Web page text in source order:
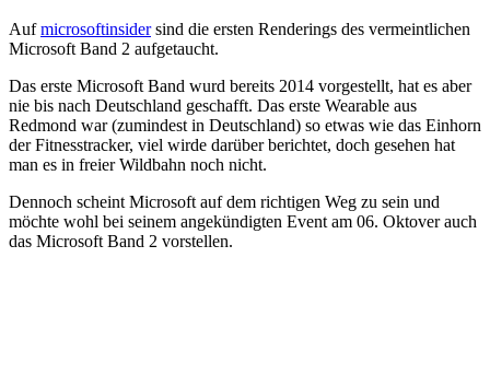
Aufmicrosoftinsidersind die ersten Renderings des vermeintlichen
Microsoft Band 2 aufgetaucht.
Das erste Microsoft Band wurd bereits 2014 vorgestellt, hat es aber
nie bis nach Deutschland geschafft. Das erste Wearable aus
Redmond war (zumindest in Deutschland) so etwas wie das Einhorn
der Fitnesstracker, viel wirde darüber berichtet, doch gesehen hat
man es in freier Wildbahn noch nicht.
Dennoch scheint Microsoft auf dem richtigen Weg zu sein und
möchte wohl bei seinem angekündigten Event am 06. Oktover auch
das Microsoft Band 2 vorstellen.